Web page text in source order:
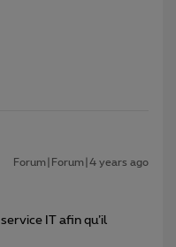
Forum|Forum|4 years ago
IT afin qu’il